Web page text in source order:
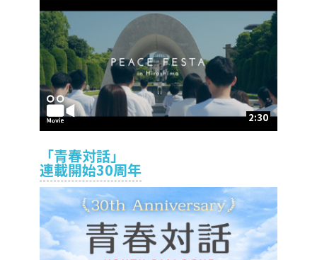
2:30
「青春対話」
連載開始30周年